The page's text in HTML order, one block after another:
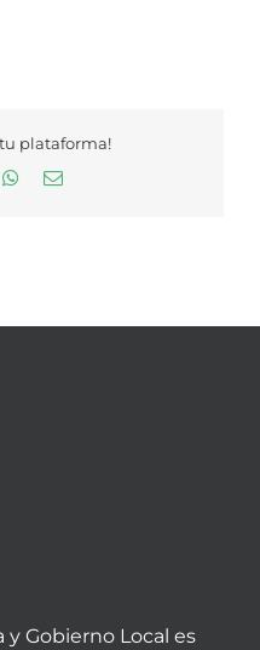
plataforma!
WhatsApp
Correo
y Gobierno Local es